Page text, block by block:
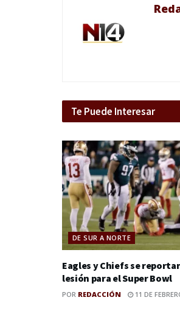
Te Puede Interesar
DE SUR A NORTE
Eagles y Chiefs se
lesión para el Super Bowl
POR REDACCIÓN 11 DE